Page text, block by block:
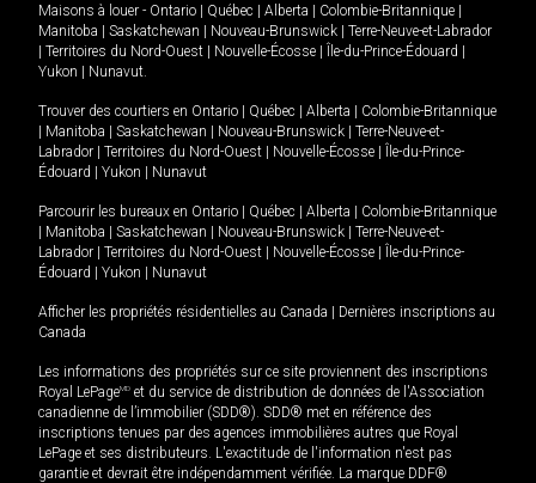
Maisons à louer - Ontario | Québec | Alberta | Colombie-Britannique |
Manitoba | Saskatchewan | Nouveau-Brunswick | Terre-Neuve-et-Labrador
| Territoires du Nord-Ouest | Nouvelle-Écosse | Île-du-Prince-Édouard |
Yukon | Nunavut
Trouver des courtiers en Ontario | Québec | Alberta | Colombie-Britannique
| Manitoba | Saskatchewan | Nouveau-Brunswick | Terre-Neuve-et-
Labrador | Territoires du Nord-Ouest | Nouvelle-Écosse | Île-du-Prince-
Édouard | Yukon | Nunavut
Parcourir les bureaux en Ontario | Québec | Alberta | Colombie-Britannique
| Manitoba | Saskatchewan | Nouveau-Brunswick | Terre-Neuve-et-
Labrador | Territoires du Nord-Ouest | Nouvelle-Écosse | Île-du-Prince-
Édouard | Yukon | Nunavut
Afficher les propriétés résidentielles au Canada | Dernières inscriptions au
Canada
Les informations des propriétés sur ce site proviennent des inscriptions
Royal LePageMD et du service de distribution de données de l'Association
canadienne de l’immobilier (SDD®). SDD® met en référence des
inscriptions tenues par des agences immobilières autres que Royal
LePage et ses distributeurs. L'exactitude de l'information n'est pas
garantie et devrait être indépendamment vérifiée. La marque DDF®